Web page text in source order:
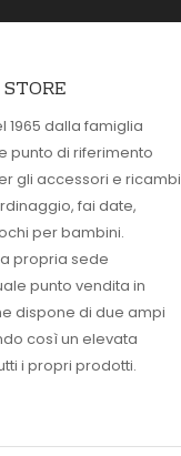
1965 dalla famiglia
punto di riferimento
gli accessori e ricambi
fai date,
per bambini.
propria sede
punto vendita in
dispone di due ampi
così un elevata
i propri prodotti.